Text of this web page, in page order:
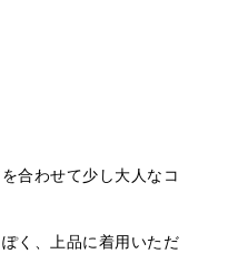
合わせて少し大人なコ
く、上品に着用いただ